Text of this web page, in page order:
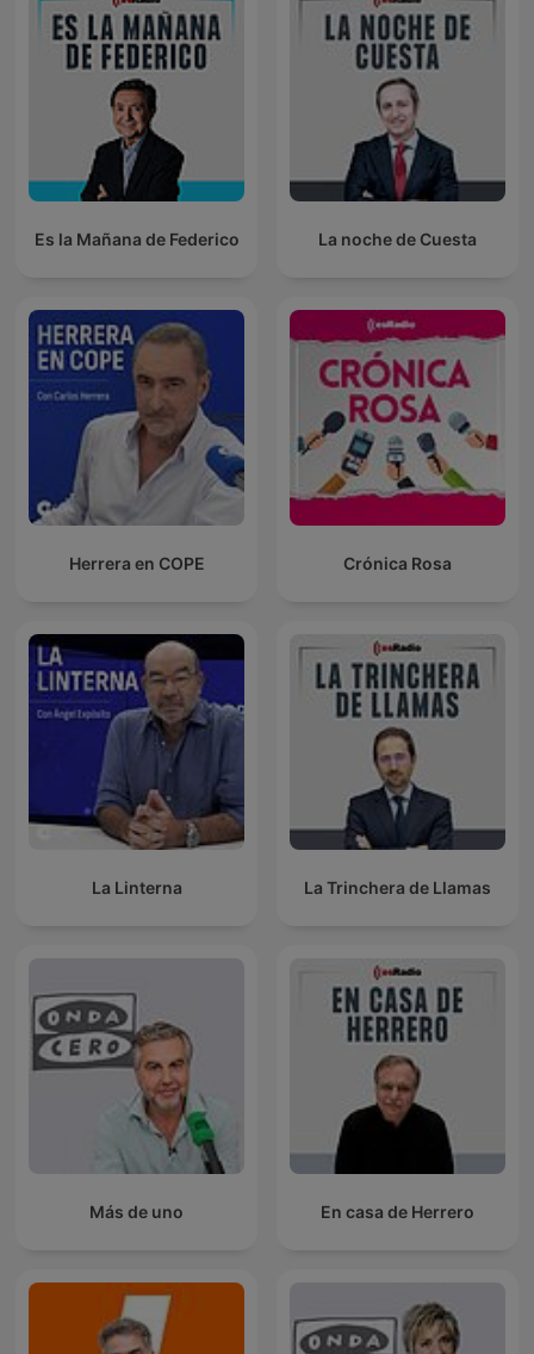
Es la Mañana de Federico La noche de Cuesta
Herrera en COPE Crónica Rosa
La Linterna La Trinchera de Llamas
Más de uno En casa de Herrero